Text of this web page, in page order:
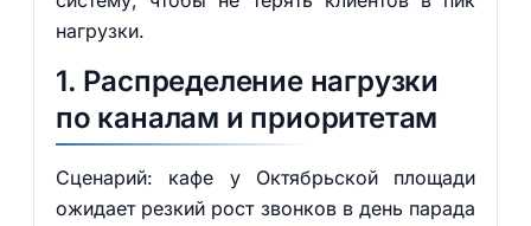
нагрузки.
1. Распределение нагрузки
по каналам и приоритетам
Сценарий: кафе у Октябрьской площади
ожидает резкий рост звонков в день парада